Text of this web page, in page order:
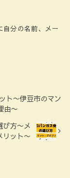
自分の名前、メー
ト〜伊豆市のマン
由〜
び方〜メ
リット〜